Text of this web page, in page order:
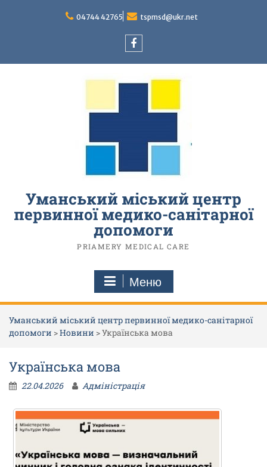
04744 42765 tspmsd@ukr.net
Уманський міський центр
первинної медико-санітарної
допомоги
PRIAMERY MEDICAL CARE
Меню
Уманський міський центр первинної медико-санітарної
допомоги >Новини >Українська мова
Українська мова
22.04.2026 Адміністрація